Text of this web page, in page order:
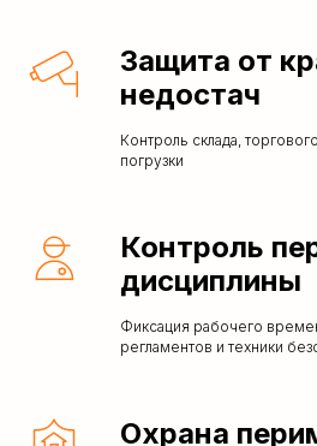
Защита от
недостач
Контроль склада,
погрузки
Контроль
дисциплины
Фиксация рабочего
регламентов и техники
Охрана